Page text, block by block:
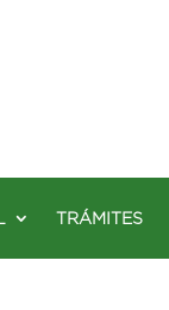
TRÁMITES